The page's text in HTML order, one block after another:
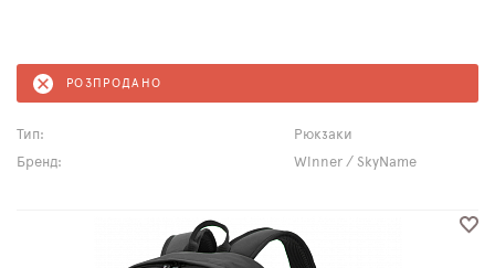
РОЗПРОДАНО
Тип:
Рюкзаки
Бренд:
Winner / SkyName